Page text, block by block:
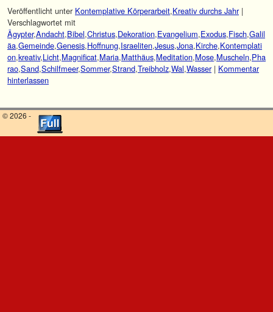
Veröffentlicht unter Kontemplative Körperarbeit,Kreativ durchs Jahr |
Verschlagwortet mit
Ägypter,Andacht,Bibel,Christus,Dekoration,Evangelium,Exodus,Fisch,Galil
äa,Gemeinde,Genesis,Hoffnung,Israeliten,Jesus,Jona,Kirche,Kontemplati
on,kreativ,Licht,Magnificat,Maria,Matthäus,Meditation,Mose,Muscheln,Pha
rao,Sand,Schilfmeer,Sommer,Strand,Treibholz,Wal,Wasser | Kommentar
hinterlassen
© 2026 -